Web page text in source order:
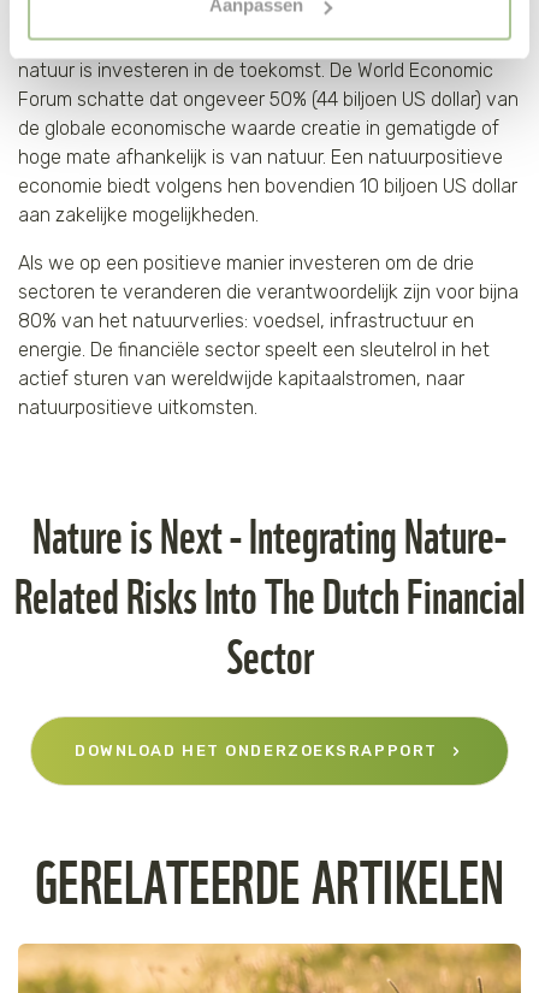
"selectie toestaan" of "alleen noodzakelijke cookies", wat
wel gevolgen kan hebben voor de gebruiksvriendelijkheid
van de website. Voor meer inzage in de cookies klik dan
op "Cookie instellingen". Lees voor meer informatie
onzeCookie Policy.
Aanpassen
stabiel financieel systeem ook afhankelijk is van
veerkrachtigere ecosystemen. Want, investeren in de
natuur is investeren in de toekomst. De World Economic
Forum schatte dat ongeveer 50% (44 biljoen US dollar) van
de globale economische waarde creatie in gematigde of
hoge mate afhankelijk is van natuur. Een natuurpositieve
economie biedt volgens hen bovendien 10 biljoen US dollar
aan zakelijke mogelijkheden.
Als we op een positieve manier investeren om de drie
sectoren te veranderen die verantwoordelijk zijn voor bijna
80% van het natuurverlies: voedsel, infrastructuur en
energie. De financiële sector speelt een sleutelrol in het
actief sturen van wereldwijde kapitaalstromen, naar
natuurpositieve uitkomsten.
Nature is Next - Integrating Nature-
Related Risks Into The Dutch Financial
Sector
DOWNLOAD HET ONDERZOEKSRAPPORT
GERELATEERDE ARTIKELEN